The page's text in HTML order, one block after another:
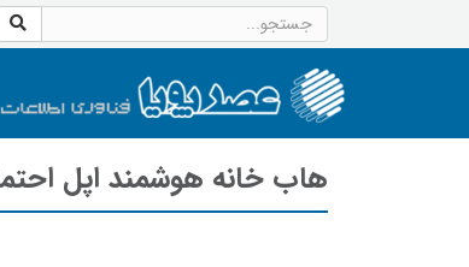
هاب خانه هوشمند اپل احتمالاً در سال